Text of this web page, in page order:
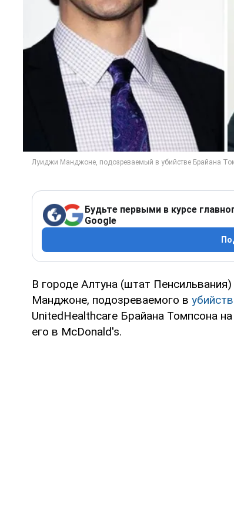
Будьте первыми в курсе
Google
В городе Алтуна (штат
Манджоне, подозреваемого в
UnitedHealthcare Брайана Томпсона
его в McDonald's.